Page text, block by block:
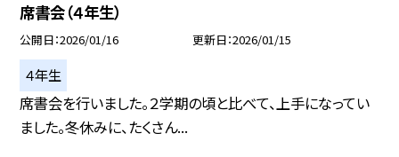
席書会（４年生）
公開日 2026/01/16 更新日 2026/01/15
４年生
席書会を行いました。２学期の頃と比べて、上手になってい
ました。冬休みに、たくさん...